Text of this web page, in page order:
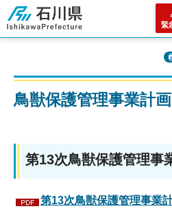
石川県
緊
鳥獣保護管理事業計画
第13次鳥獣保護管理事
第13次鳥獣保護管理事業